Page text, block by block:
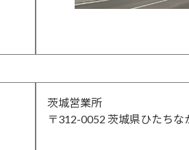
茨城営業所
〒312-0052 茨城県ひたち